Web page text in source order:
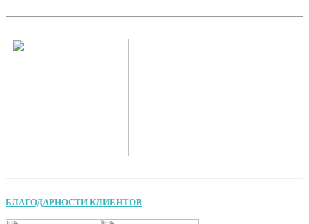
БЛАГОДАРНОСТИ КЛИЕНТОВ